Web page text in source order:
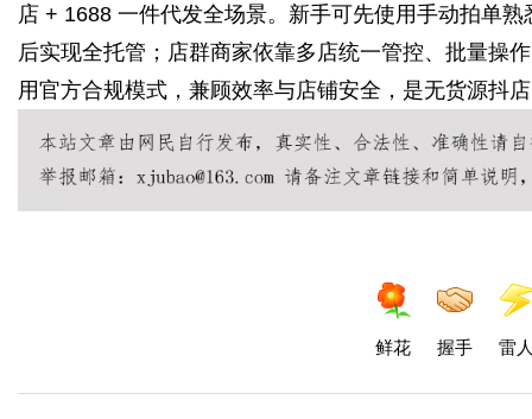
店 + 1688 一件代发全场景。新手可先使用手动拍单
后实现全托管；店群商家依靠多店统一管控、批量操
用官方合规模式，兼顾效率与店铺安全，是无货源抖
鲜花 握手 雷